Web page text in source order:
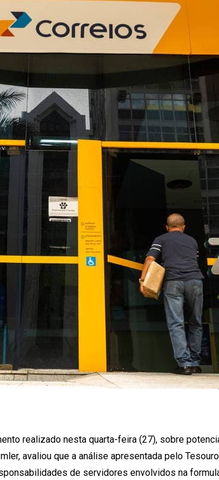
realizado nesta quarta-feira (27), sobre
avaliou que a análise apresentada pelo
de servidores envolvidos na